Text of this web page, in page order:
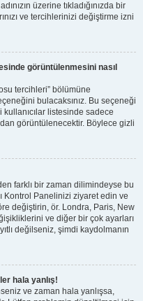
üzerine tıkladığınızda bir
ve tercihlerinizi değiştirme izni
görüntülenmesini nasıl
tercihleri” bölümüne
bulacaksınız. Bu seçeneği
kullanıcılar listesinde sadece
görüntülenecektir. Böylece gizli
farklı bir zaman dilimindeyse bu
Kontrol Panelinizi ziyaret edin ve
değiştirin, ör. Londra, Paris, New
ve diğer bir çok ayarları
değilseniz, şimdi kaydolmanın
hala yanlış!
ve zaman hala yanlışsa,